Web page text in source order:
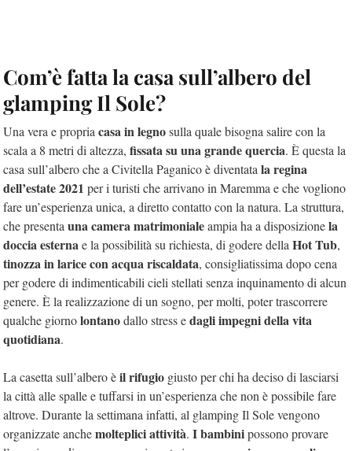
Com’è fatta la casa sull’albero del
glamping Il Sole?
Una vera e propriacasa in legnosulla quale bisogna salire con la
scala a 8 metri di altezza, fissata su una grande quercia. È questa la
casa sull’albero che a Civitella Paganico è diventatala regina
dell’estate 2021 per i turisti che arrivano in Maremma e che vogliono
fare un’esperienza unica, a diretto contatto con la natura. La struttura,
che presentauna camera matrimonialeampia ha a disposizionela
doccia esternae la possibilità su richiesta, di godere dellaHot Tub,
tinozza in larice con acqua riscaldata, consigliatissima dopo cena
per godere di indimenticabili cieli stellati senza inquinamento di alcun
genere. È la realizzazione di un sogno, per molti, poter trascorrere
qualche giornolontanodallo stress edagli impegni della vita
quotidiana.
La casetta sull’albero èil rifugio giusto per chi ha deciso di lasciarsi
la città alle spalle e tuffarsi in un’esperienza che non è possibile fare
altrove. Durante la settimana infatti, al glamping Il Sole vengono
organizzate anchemolteplici attività. I bambinipossono provare